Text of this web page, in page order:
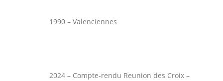
1990 – Valenciennes
2024 – Compte-rendu Reunion des Croix –